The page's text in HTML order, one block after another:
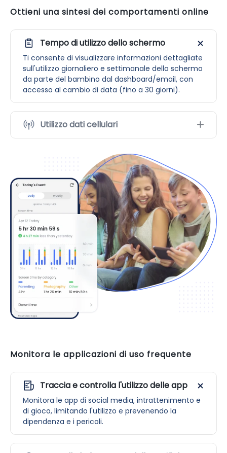
Ottieni una sintesi dei comportamenti online
Tempo di utilizzo dello schermo
Ti consente di visualizzare informazioni dettagliate
sull'utilizzo giornaliero e settimanale dello schermo
da parte del bambino dal dashboard/email, con
accesso al cambio di data (fino a 30 giorni).
Utilizzo dati cellulari
Monitora le applicazioni di uso frequente
Traccia e controlla l'utilizzo delle app
Monitora le app di social media, intrattenimento e
di gioco, limitando l'utilizzo e prevenendo la
dipendenza e i pericoli.